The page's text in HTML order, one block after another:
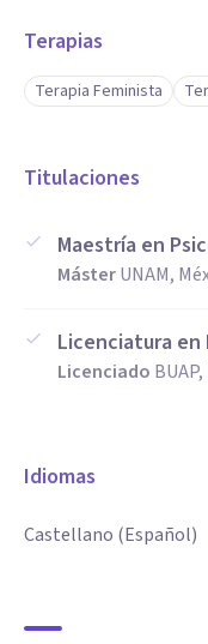
Terapias
Terapia Feminista
Titulaciones
Maestría en
MásterUNAM,
Licenciatura en
Licenciado
Idiomas
Castellano (Español)